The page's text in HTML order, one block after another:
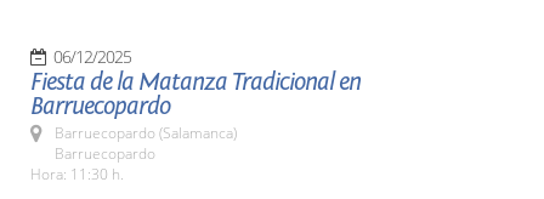
06/12/2025
Fiesta de la Matanza Tradicional en
Barruecopardo
Barruecopardo (Salamanca)
Barruecopardo
Hora: 11:30 h.